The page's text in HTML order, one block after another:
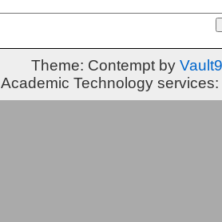
Theme: Contempt by Vault9
Academic Technology services: